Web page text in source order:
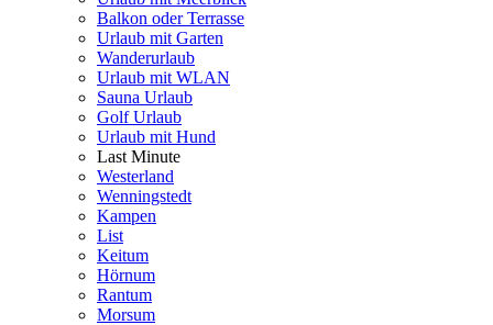
Balkon oder Terrasse
Urlaub mit Garten
Wanderurlaub
Urlaub mit WLAN
Sauna Urlaub
Golf Urlaub
Urlaub mit Hund
Last Minute
Westerland
Wenningstedt
Kampen
List
Keitum
Hörnum
Rantum
Morsum